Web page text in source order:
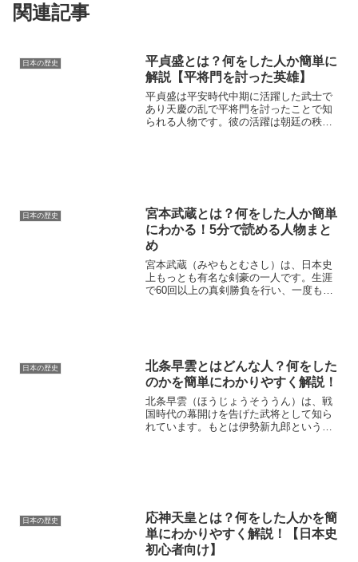
関連記事
日本の歴史
平貞盛とは？何をした人か簡単に
解説【平将門を討った英雄】
平貞盛は平安時代中期に活躍した武士で
あり天慶の乱で平将門を討ったことで知
られる人物です。彼の活躍は朝廷の秩序
日本の歴史
宮本武蔵とは？何をした人か簡単
にわかる！5分で読める人物まと
め
宮本武蔵（みやもとむさし）は、日本史
上もっとも有名な剣豪の一人です。生涯
で60回以上の真剣勝負を行い、一度も負
日本の歴史
北条早雲とはどんな人？何をした
のかを簡単にわかりやすく解説！
北条早雲（ほうじょうそううん）は、戦
国時代の幕開けを告げた武将として知ら
れています。もとは伊勢新九郎という名
日本の歴史
応神天皇とは？何をした人かを簡
単にわかりやすく解説！【日本史
初心者向け】